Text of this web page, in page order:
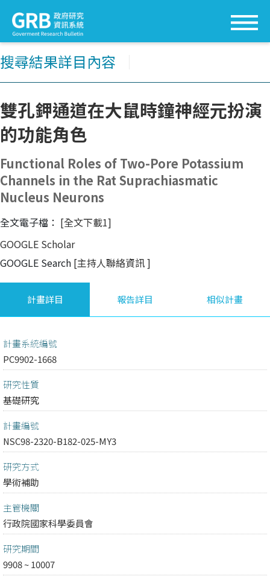
搜尋結果詳目內容
雙孔鉀通道在大鼠時鐘神經元扮演
的功能角色
Functional Roles of Two-Pore Potassium
Channels in the Rat Suprachiasmatic
Nucleus Neurons
全文電子檔： [全文下載1]
GOOGLE Scholar
GOOGLE Search [主持人聯絡資訊]
計畫詳目 報告詳目 相似計畫
計畫系統編號
PC9902-1668
研究性質
基礎研究
計畫編號
NSC98-2320-B182-025-MY3
研究方式
學術補助
主管機關
行政院國家科學委員會
研究期間
9908 ~ 10007